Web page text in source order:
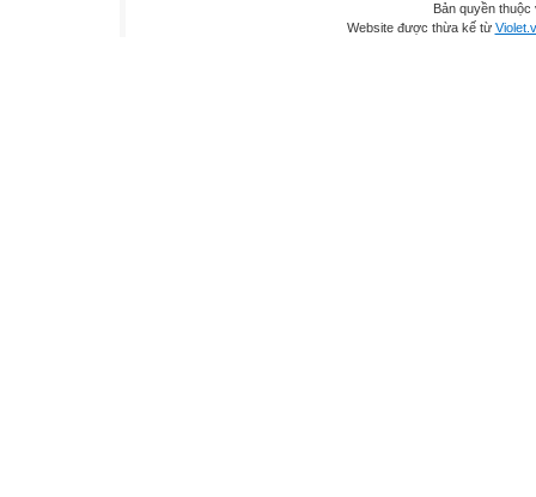
Bản quyền
Website được thừa kế từ